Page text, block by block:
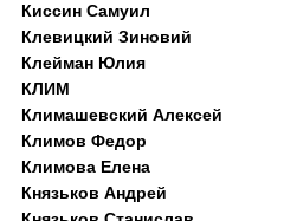
Киссин Самуил
Клевицкий Зиновий
Клейман Юлия
КЛИМ
Климашевский Алексей
Климов Федор
Климова Елена
Князьков Андрей